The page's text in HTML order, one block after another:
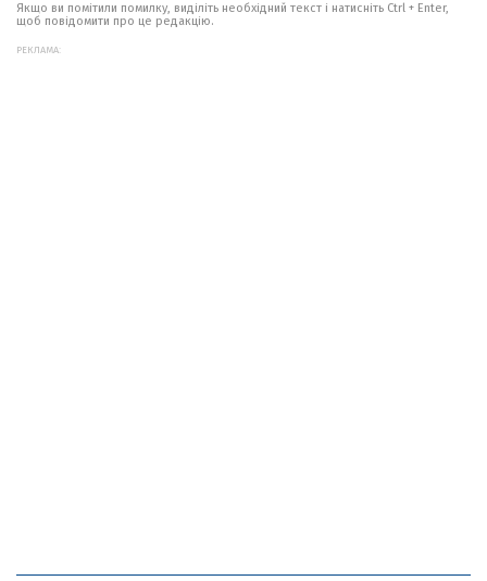
Якщо ви помітили помилку, виділіть необхідний текст і натисніть Ctrl + Enter,
щоб повідомити про це редакцію.
РЕКЛАМА: